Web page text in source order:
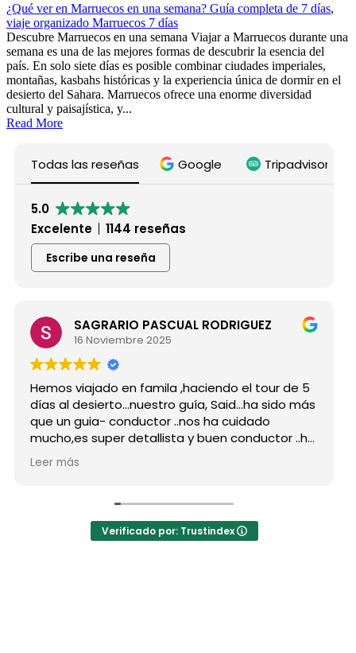
¿Qué ver en Marruecos en una semana? Guía completa de 7 días,
viaje organizado Marruecos 7 días
Descubre Marruecos en una semana Viajar a Marruecos durante una
semana es una de las mejores formas de descubrir la esencia del
país. En solo siete días es posible combinar ciudades imperiales,
montañas, kasbahs históricas y la experiencia única de dormir en el
desierto del Sahara. Marruecos ofrece una enorme diversidad
cultural y paisajística, y...
Read More
Todas las reseñas Google Tripadvisor
5.0
Excelente
1144 reseñas
Escribe una reseña
SAGRARIO PASCUAL RODRIGUEZ
16 Noviembre 2025
viajado en famila ,haciendo el tour de 5
desierto...nuestro guía, Said...ha sido más
guia- conductor ..nos ha cuidado
super detallista y buen conductor ..ha
atento a todas nuestras peticiones y
muchos lugares
a la agencia,..súper agradecida a Mila
Hicimos
grupo
Desde
Verificado por: Trustindex